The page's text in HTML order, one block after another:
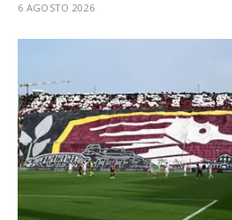
6 AGOSTO 2026